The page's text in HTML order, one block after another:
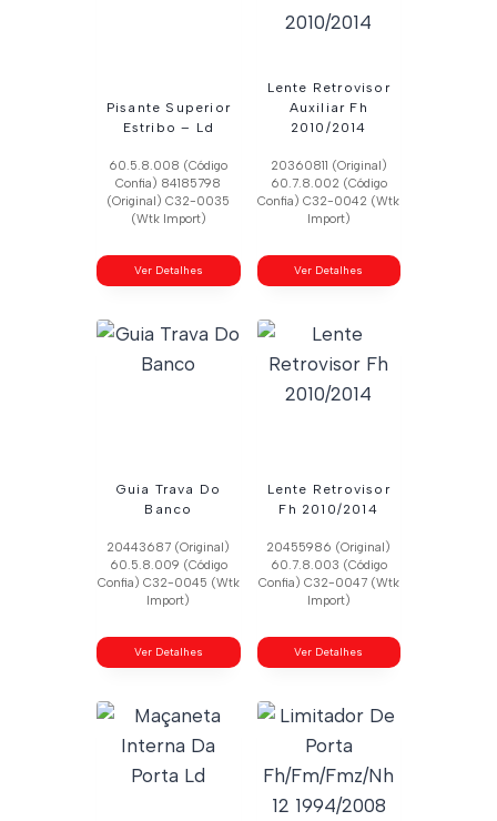
Pisante Superior
Estribo – Ld
60.5.8.008 (Código
Confia) 84185798
(Original) C32-0035
(Wtk Import)
Ver Detalhes
Lente Retrovisor
Auxiliar Fh
2010/2014
20360811 (Original)
60.7.8.002 (Código
Confia) C32-0042 (Wtk
Import)
Ver Detalhes
Guia Trava Do
Banco
20443687 (Original)
60.5.8.009 (Código
Confia) C32-0045 (Wtk
Import)
Ver Detalhes
Lente Retrovisor
Fh 2010/2014
20455986 (Original)
60.7.8.003 (Código
Confia) C32-0047 (Wtk
Import)
Ver Detalhes